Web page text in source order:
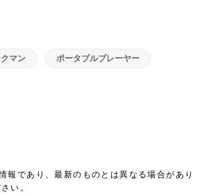
マン ポータブルプレーヤー
報であり、最新のものとは異なる場合があり
い。